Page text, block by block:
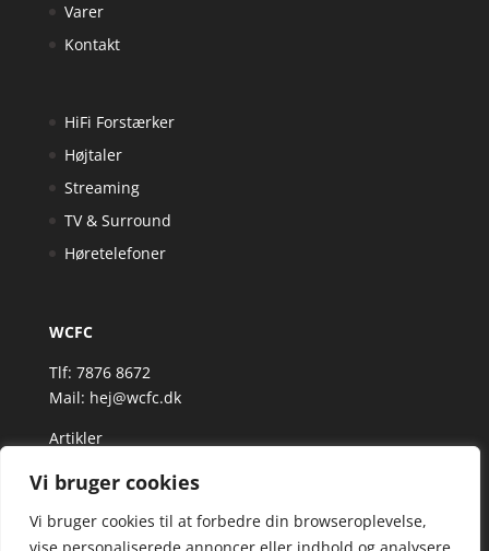
Vi bruger cookies
Vi bruger cookies til at forbedre din browseroplevelse,
Varer
Kontakt
HiFi Forstærker
Højtaler
Streaming
TV & Surround
Høretelefoner
WCFC
Tlf: 7876 8672
Mail: hej@wcfc.dk
Artikler